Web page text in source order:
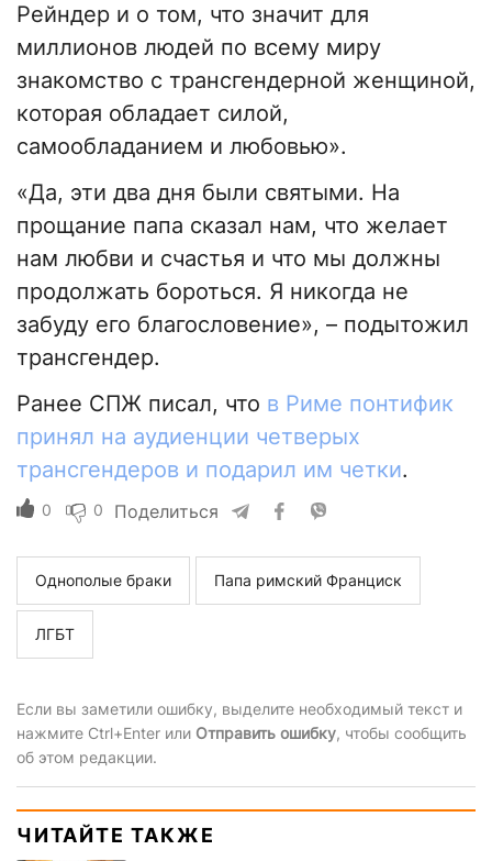
Рейндер и о том, что значит для
миллионов людей по всему миру
знакомство с трансгендерной женщиной,
которая обладает силой,
самообладанием и любовью».
«Да, эти два дня были святыми. На
прощание папа сказал нам, что желает
нам любви и счастья и что мы должны
продолжать бороться. Я никогда не
забуду его благословение», – подытожил
трансгендер.
Ранее СПЖ писал, что в Риме понтифик
принял на аудиенции четверых
трансгендеров и подарил им четки.
0 0 Поделиться
Однополые браки Папа римский Франциск
ЛГБТ
Если вы заметили ошибку, выделите необходимый текст и
нажмите Ctrl+Enter или Отправить ошибку, чтобы сообщить
об этом редакции.
ЧИТАЙТЕ ТАКЖЕ